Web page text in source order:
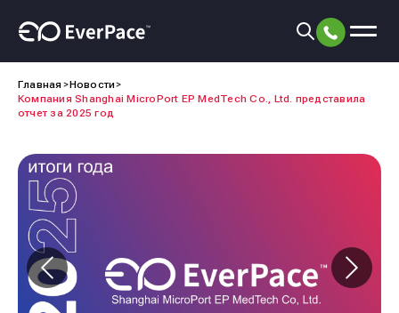
Главная
Новости
Компания Shanghai MicroPort EP MedTech Co., Ltd. представила
отчет за 2025 год